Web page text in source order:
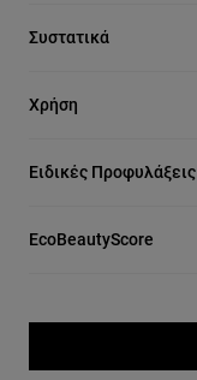
Συστατικά
Χρήση
Ειδικές Προφυλάξεις
EcoBeautyScore